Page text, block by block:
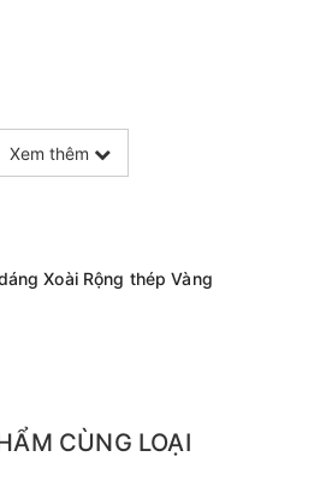
Xem thêm
Xoài Rộng thép Vàng
CÙNG LOẠI